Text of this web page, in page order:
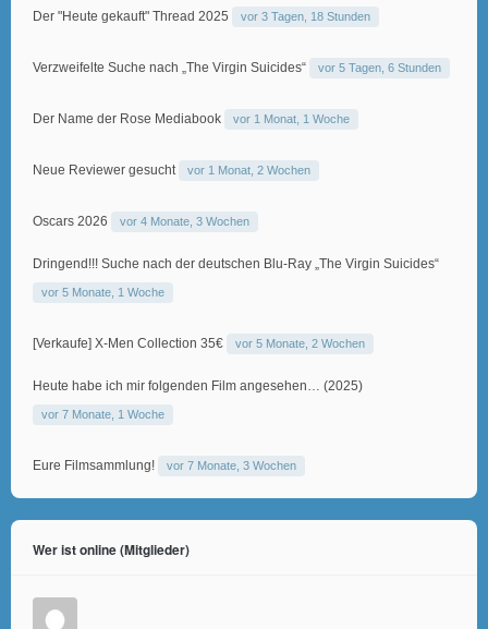
Der "Heute gekauft" Thread 2025 vor 3 Tagen, 18 Stunden
Verzweifelte Suche nach „The Virgin Suicides“ vor 5 Tagen, 6 Stunden
Der Name der Rose Mediabook vor 1 Monat, 1 Woche
Neue Reviewer gesucht vor 1 Monat, 2 Wochen
Oscars 2026 vor 4 Monate, 3 Wochen
Dringend!!! Suche nach der deutschen Blu-Ray „The Virgin Suicides“
vor 5 Monate, 1 Woche
[Verkaufe] X-Men Collection 35€ vor 5 Monate, 2 Wochen
Heute habe ich mir folgenden Film angesehen… (2025)
vor 7 Monate, 1 Woche
Eure Filmsammlung! vor 7 Monate, 3 Wochen
Wer ist online (Mitglieder)